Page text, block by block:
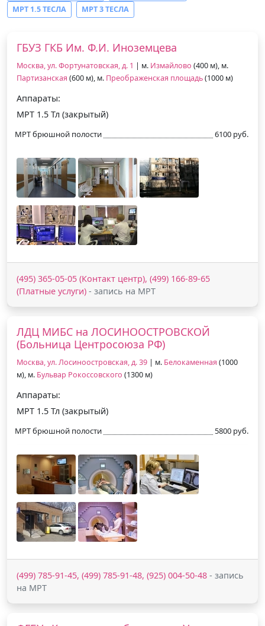
МРТ 1.5 ТЕСЛА
МРТ 3 ТЕСЛА
ГБУЗ ГКБ Им. Ф.И. Иноземцева
Москва, ул. Фортунатовская, д. 1 | м. Измайлово (400 м), м.
Партизанская (600 м), м. Преображенская площадь(1000 м)
Аппараты:
МРТ 1.5 Тл (закрытый)
МРТ брюшной полости 6100 руб.
(495) 365-05-05 (Контакт центр), (499) 166-89-65
(Платные услуги) - запись на МРТ
ЛДЦ МИБС на ЛОСИНООСТРОВСКОЙ
(Больница Центросоюза РФ)
Москва, ул. Лосиноостровская, д. 39 | м. Белокаменная (1000
м), м. Бульвар Рокоссовского (1300 м)
Аппараты:
МРТ 1.5 Тл (закрытый)
МРТ брюшной полости 5800 руб.
(499) 785-91-45, (499) 785-91-48, (925) 004-50-48 - запись
на МРТ